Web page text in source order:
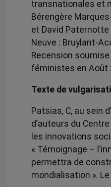
transnationales et
Bérengère
et David Paternotte
Neuve : Bruylant-
Recension
féministes en Août
Texte de
Patsias, C, au sein
d’auteurs du
les innovations
« Témoignage –
permettra de
mondialisation ».